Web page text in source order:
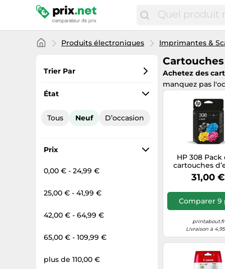
Produits électroniques Imprimantes &
Trier Par
Préférés
Prix total
État
Tous Neuf D’occasion
Prix
0,00 € - 24,99 €
25,00 € - 41,99 €
42,00 € - 64,99 €
65,00 € - 109,99 €
plus de 110,00 €
Achetez des
manquez pas
HP 308 Pack
cartouches
Noir/Trois
31,00 €
Comparer 9
printabout.fr
Livraison à